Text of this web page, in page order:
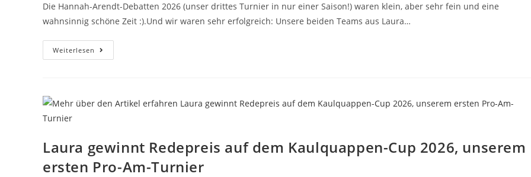
Die Hannah-Arendt-Debatten 2026 (unser drittes Turnier in nur einer Saison!) waren klein, aber sehr fein und eine
wahnsinnig schöne Zeit :).Und wir waren sehr erfolgreich: Unsere beiden Teams aus Laura…
Weiterlesen
Laura gewinnt Redepreis auf dem Kaulquappen-Cup 2026, unserem
ersten Pro-Am-Turnier